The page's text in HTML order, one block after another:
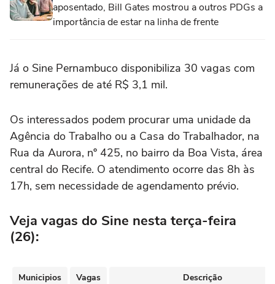
aposentado, Bill Gates mostrou a outros PDGs a
importância de estar na linha de frente
Já o Sine Pernambuco disponibiliza 30 vagas com
remunerações de até R$ 3,1 mil.
Os interessados podem procurar uma unidade da
Agência do Trabalho ou a Casa do Trabalhador, na
Rua da Aurora, nº 425, no bairro da Boa Vista, área
central do Recife. O atendimento ocorre das 8h às
17h, sem necessidade de agendamento prévio.
Veja vagas do Sine nesta terça-feira
(26):
Municipios Vagas Descrição